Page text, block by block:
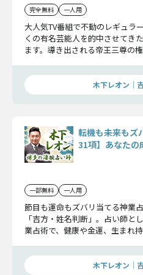
完全無料 一人用
大人気TV番組で不動のレギュラ
くの有名芸能人を的中させてき
ます。導き出される帝王三尊の
いて的確に教えて下さいます。
木下レオン｜
転機も未来もズ
31項】あなたの
一部無料 一人用
節目も運命もズバリ当てる神業
「吉方・姓名判断」。占い師と
業占術で、健康や金運、生まれ
この鑑定でお確かめください。
木下レオン｜